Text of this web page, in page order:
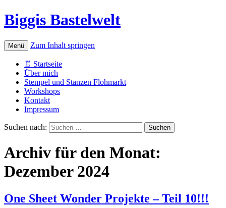
Biggis Bastelwelt
Menü Zum Inhalt springen
♖ Startseite
Über mich
Stempel und Stanzen Flohmarkt
Workshops
Kontakt
Impressum
Suchen nach:
Archiv für den Monat:
Dezember 2024
One Sheet Wonder Projekte – Teil 10!!!